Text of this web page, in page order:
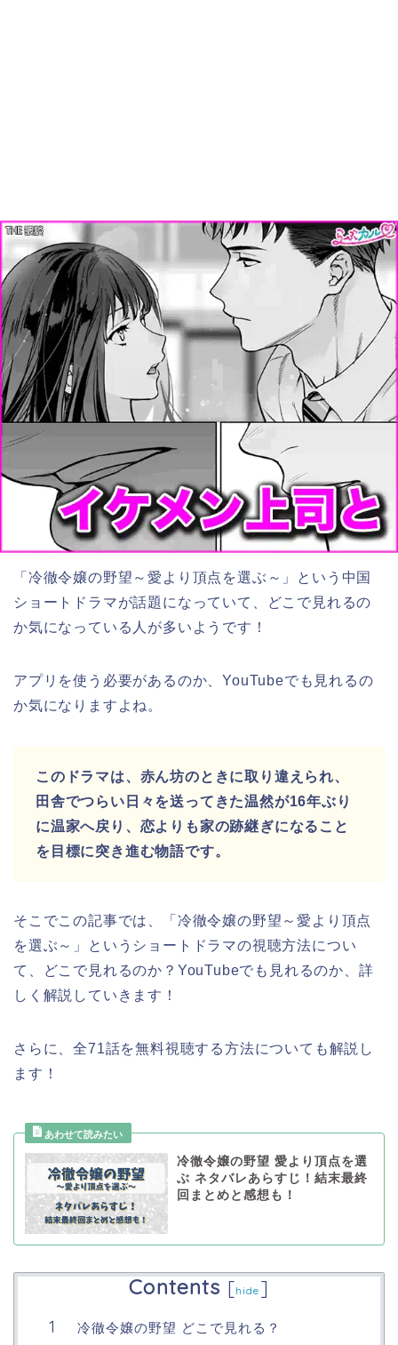
「冷徹令嬢の野望～愛より頂点を選ぶ～」という中国
ショートドラマが話題になっていて、どこで見れるの
か気になっている人が多いようです！
アプリを使う必要があるのか、YouTubeでも見れるの
か気になりますよね。
このドラマは、赤ん坊のときに取り違えられ、
田舎でつらい日々を送ってきた温然が16年ぶり
に温家へ戻り、恋よりも家の跡継ぎになること
を目標に突き進む物語です。
そこでこの記事では、「冷徹令嬢の野望～愛より頂点
を選ぶ～」というショートドラマの視聴方法につい
て、どこで見れるのか？YouTubeでも見れるのか、詳
しく解説していきます！
さらに、全71話を無料視聴する方法についても解説し
ます！
冷徹令嬢の野望 愛より頂点を選
ぶ ネタバレあらすじ！結末最終
回まとめと感想も！
Contents [hide ]
冷徹令嬢の野望 どこで見れる？